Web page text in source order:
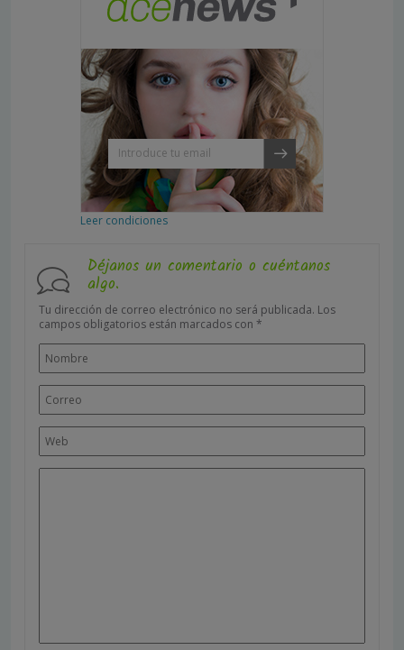
Leer condiciones
Déjanos un comentario o cuéntanos
algo.
Tu dirección de correo electrónico no será publicada. Los
campos obligatorios están marcados con *